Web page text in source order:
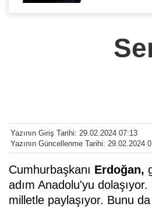
Yazının Giriş Tarihi: 29.02.2024 07:13
Yazının Güncellenme Tarihi: 29.02.2024
Cumhurbaşkanı Erdoğan,
adım Anadolu'yu
milletle paylaşıyor. Bunu